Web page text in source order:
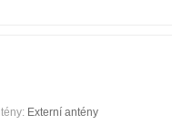
Externí antény